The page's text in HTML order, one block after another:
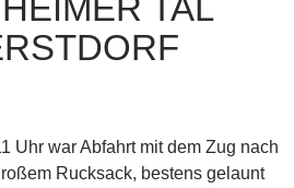
Uhr war Abfahrt mit dem Zug nach
Rucksack, bestens gelaunt